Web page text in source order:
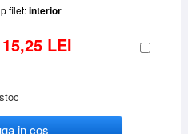
filet:interior
15,25 LEI
in cos